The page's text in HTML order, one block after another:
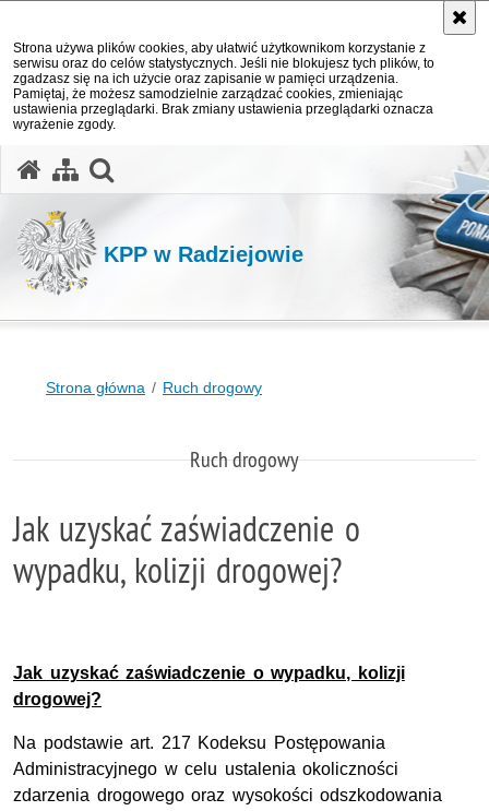
Strona używa plików cookies, aby ułatwić użytkownikom korzystanie z
serwisu oraz do celów statystycznych. Jeśli nie blokujesz tych plików, to
zgadzasz się na ich użycie oraz zapisanie w pamięci urządzenia.
Pamiętaj, że możesz samodzielnie zarządzać cookies, zmieniając
ustawienia przeglądarki. Brak zmiany ustawienia przeglądarki oznacza
wyrażenie zgody.
KPP w Radziejowie
Strona główna Ruch drogowy
Ruch drogowy
Jak uzyskać zaświadczenie o
wypadku, kolizji drogowej?
Jak uzyskać zaświadczenie o wypadku, kolizji
drogowej?
Na podstawie art. 217 Kodeksu Postępowania
Administracyjnego w celu ustalenia okoliczności
zdarzenia drogowego oraz wysokości odszkodowania